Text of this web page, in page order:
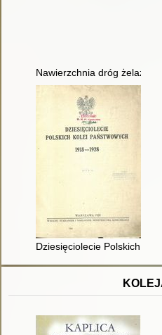
Nawierzchnia dróg żelaznych
Dziesięciolecie Polskich